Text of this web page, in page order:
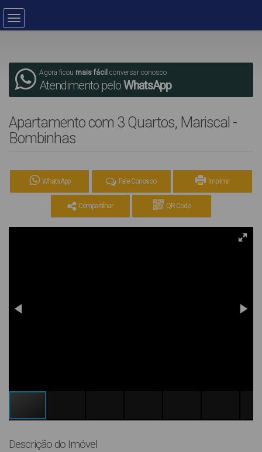
Agora ficou mais fácil conversar conosco
Atendimento peloWhatsApp
Apartamento com 3 Quartos, Mariscal -
Bombinhas
WhatsApp Fale Conosco Imprimir
Compartilhar QR Code
Descrição do Imóvel